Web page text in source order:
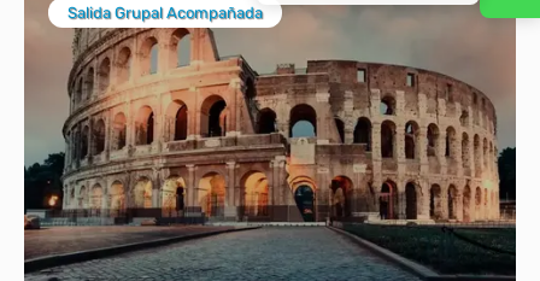
Salida Grupal Acompañada